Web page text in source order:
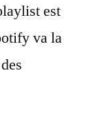
est
va la